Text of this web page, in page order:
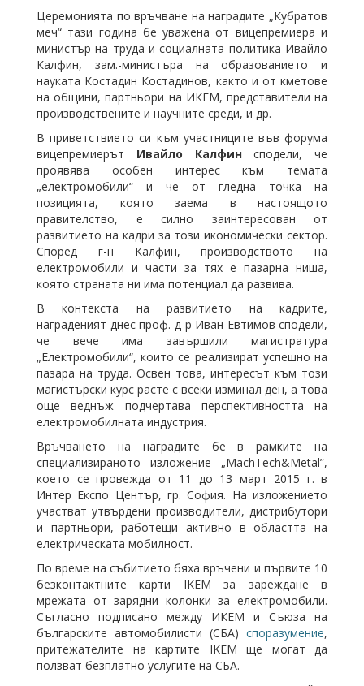
Церемонията по връчване на наградите „Кубратов
меч“ тази година бе уважена от вицепремиера и
министър на труда и социалната политика Ивайло
Калфин, зам.-министъра на образованието и
науката Костадин Костадинов, както и от кметове
на общини, партньори на ИКЕМ, представители на
производствените и научните среди, и др.
В приветствието си към участниците във форума
вицепремиерът Ивайло Калфинсподели, че
проявява особен интерес към темата
„електромобили“ и че от гледна точка на
позицията, която заема в настоящото
правителство, е силно заинтересован от
развитието на кадри за този икономически сектор.
Според г-н Калфин, производството на
електромобили и части за тях е пазарна ниша,
която страната ни има потенциал да развива.
В контекста на развитието на кадрите,
награденият днес проф. д-р Иван Евтимов сподели,
че вече има завършили магистратура
„Електромобили“, които се реализират успешно на
пазара на труда. Освен това, интересът към този
магистърски курс расте с всеки изминал ден, а това
още веднъж подчертава перспективността на
електромобилната индустрия.
Връчването на наградите бе в рамките на
специализираното изложение „MachTech&Metal”,
което се провежда от 11 до 13 март 2015 г. в
Интер Експо Център, гр. София. На изложението
участват утвърдени производители, дистрибутори
и партньори, работещи активно в областта на
електрическата мобилност.
По време на събитието бяха връчени и първите 10
безконтактните карти IKEM за зареждане в
мрежата от зарядни колонки за електромобили.
Съгласно подписано между ИКЕМ и Съюза на
българските автомобилисти (СБА) споразумение,
притежателите на картите IKEM ще могат да
ползват безплатно услугите на СБА.